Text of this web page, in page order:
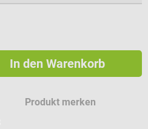
In den Warenkorb
Produkt merken